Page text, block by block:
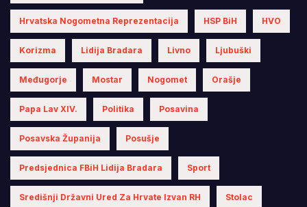
Hrvatska Nogometna Reprezentacija HSP BiH HVO
Korizma Lidija Bradara Livno Ljubuški
Međugorje Mostar Nogomet Orašje
Papa Lav XIV. Politika Posavina
Posavska Županija Posušje
Predsjednica FBiH Lidija Bradara Sport
Središnji Državni Ured Za Hrvate Izvan RH Stolac